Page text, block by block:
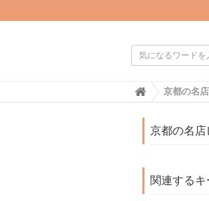
H
京都の名
京都の名店
関連するキ